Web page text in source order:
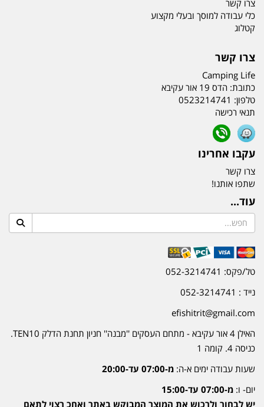
צרו קשר
כלי עבודה למוסך ובעלי מקצוע
קטלוג
צרו קשר
Camping Life
כתובת: הדס 19 אור עקיבא
טלפון: 0523214741
תנאי רכישה
עקבו אחרינו
צרו קשר
שתפו אותנו!
עוד...
טל/פקס: 052-3214741
נייד : 052-3214741
efishitrit@gmail.com
האילן 4 אור עקיבא - מתחם העסקים ''מבנה'' חניון תחנת הדלק TEN10.
כניסה 4. קומה 1
שעות עבודה ימים א-ה: מ-07:00 עד-20:00
יום- ו: מ-07:00 עד-15:00
יש לבחור ולרכוש את המוצר המבוקש באתר ואחכ רצוי לתאם